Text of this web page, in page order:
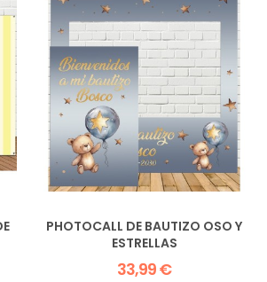
PHOTOCALL DE BAUTIZO OSO Y
ESTRELLAS
33,99 €